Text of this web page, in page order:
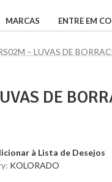
MARCAS ENTRE EM
– LUVAS DE
DE
à Lista de Desejos
KOLORADO